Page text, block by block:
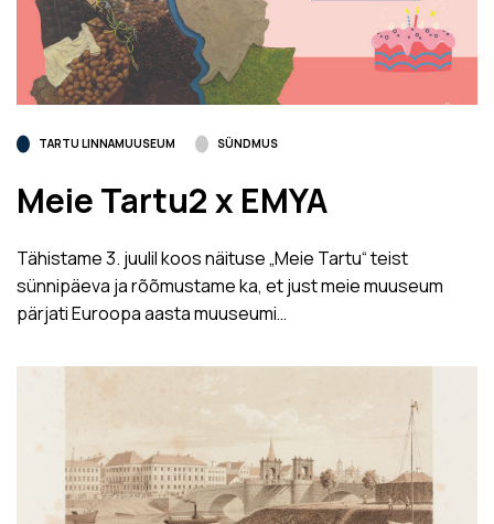
TARTU LINNAMUUSEUM SÜNDMUS
Meie Tartu2 x EMYA
Tähistame 3. juulil koos näituse „Meie Tartu“ teist
sünnipäeva ja rõõmustame ka, et just meie muuseum
pärjati Euroopa aasta muuseumi…